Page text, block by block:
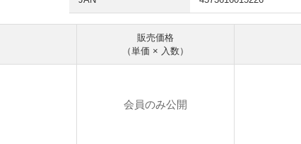
販売価格
（単価 × 入数）
会員のみ公開